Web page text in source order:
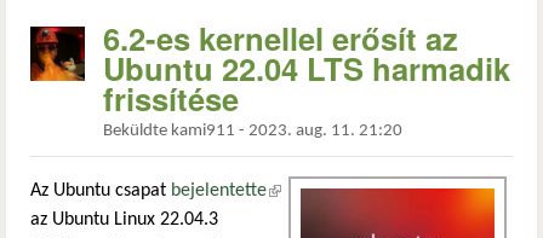
6.2-es kernellel erősít az
Ubuntu 22.04 LTS harmadik
frissítése
Beküldte kami911 - 2023. aug. 11. 21:20
Az Ubuntu csapat bejelentette(külső hivatkozás)
az Ubuntu Linux 22.04.3